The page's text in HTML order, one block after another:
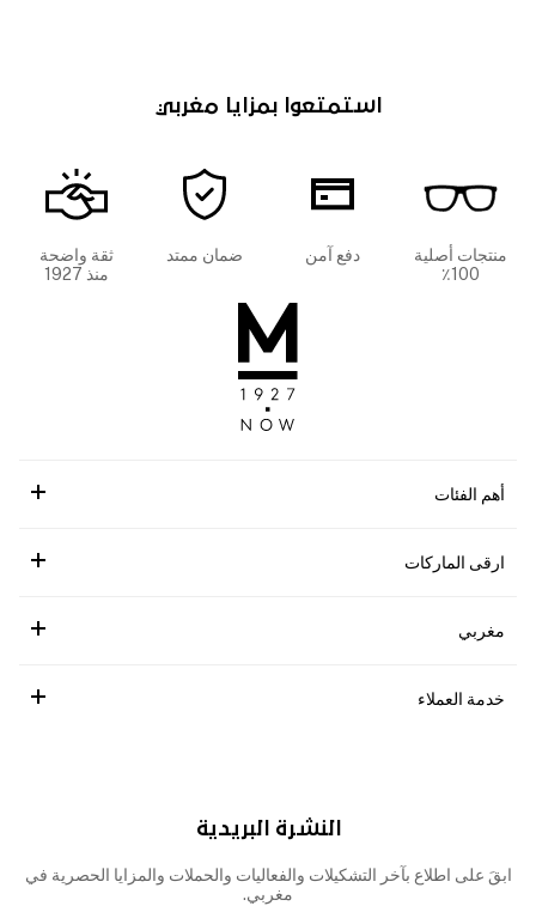
استمتعوا بمزايا مغربي
منتجات أصلية
100٪
دفع آمن ضمان ممتد
ثقة واضحة
منذ 1927
أهم الفئات
ارقى الماركات
مغربي
خدمة العملاء
النشرة البريدية
ابقَ على اطلاع بآخر التشكيلات والفعاليات والحملات والمزايا الحصرية في
مغربي.